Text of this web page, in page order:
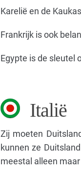
Karelië en de
Frankrijk is ook
Egypte is de sleutel
Italië
Zij moeten
kunnen ze
meestal alleen